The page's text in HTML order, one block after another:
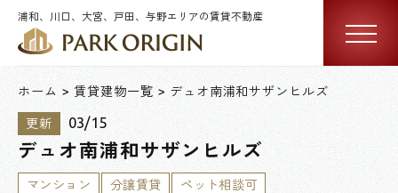
浦和、川口、大宮、戸田、与野エリアの賃貸不動産
ホーム 賃貸建物一覧 デュオ南浦和サザンヒルズ
更新 03/15
デュオ南浦和サザンヒルズ
マンション 分譲賃貸 ペット相談可